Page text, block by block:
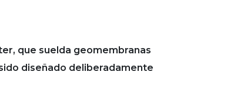
que suelda geomembranas
sido diseñado deliberadamente